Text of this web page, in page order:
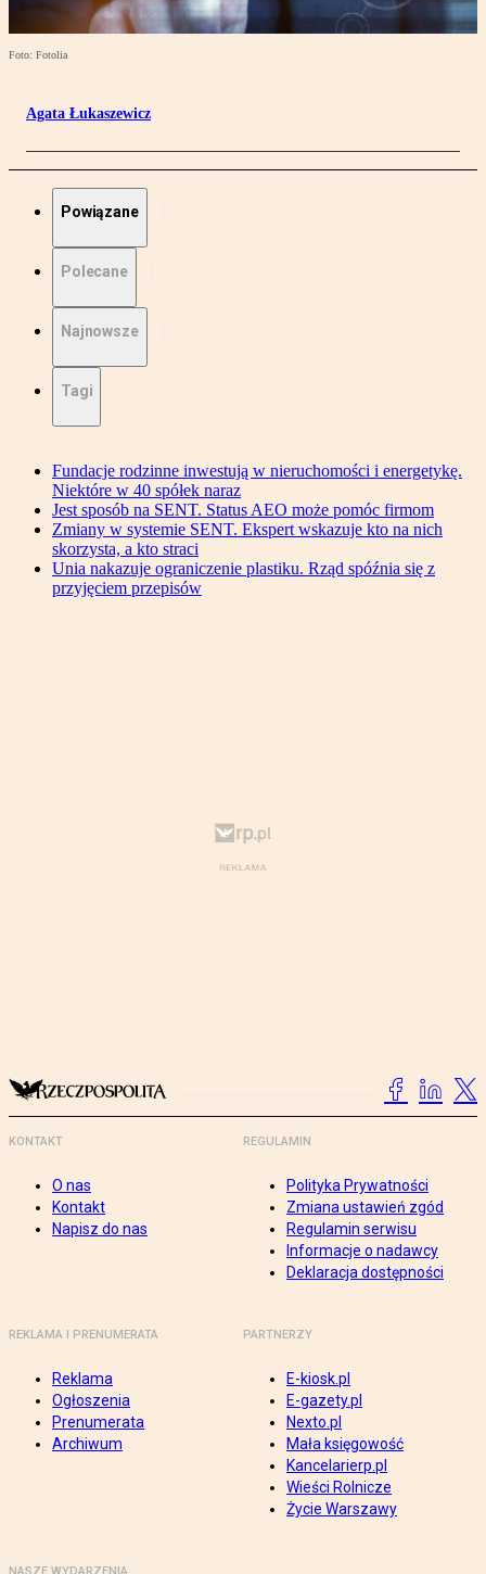
Foto: Fotolia
Agata Łukaszewicz
Powiązane
Polecane
Najnowsze
Tagi
Fundacje rodzinne inwestują w nieruchomości i energetykę.
Niektóre w 40 spółek naraz
Jest sposób na SENT. Status AEO może pomóc firmom
Zmiany w systemie SENT. Ekspert wskazuje kto na nich
skorzysta, a kto straci
Unia nakazuje ograniczenie plastiku. Rząd spóźnia się z
przyjęciem przepisów
KONTAKT
O nas
Kontakt
Napisz do nas
REGULAMIN
Polityka Prywatności
Zmiana ustawień zgód
Regulamin serwisu
Informacje o nadawcy
Deklaracja dostępności
REKLAMA I PRENUMERATA
Reklama
Ogłoszenia
Prenumerata
Archiwum
PARTNERZY
E-kiosk.pl
E-gazety.pl
Nexto.pl
Mała księgowość
Kancelarierp.pl
Wieści Rolnicze
Życie Warszawy